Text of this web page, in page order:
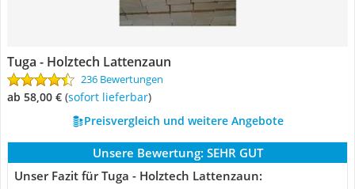
Tuga - Holztech Lattenzaun
236 Bewertungen
ab 58,00 € ( Sofort lieferbar)
Preisvergleich und weitere Angebote
Unsere Bewertung: SEHR GUT
Unser Fazit für Tuga - Holztech Lattenzaun: